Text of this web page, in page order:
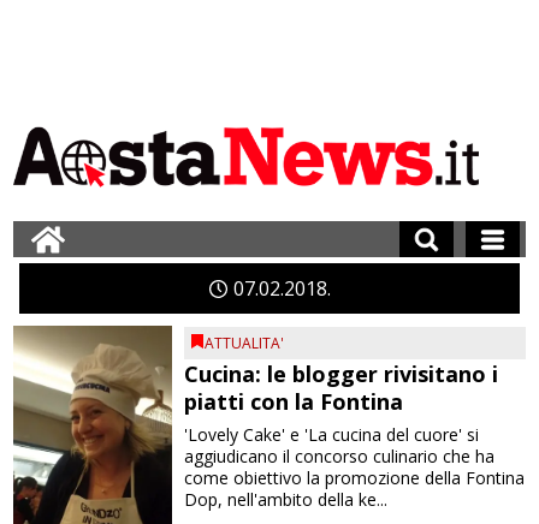
0702 2018
ATTUALITA'
Cucina: le blogger rivisitano i
piatti con la Fontina
'Lovely Cake' e 'La cucina del cuore' si
aggiudicano il concorso culinario che ha
come obiettivo la promozione della Fontina
Dop, nell'ambito della ke...